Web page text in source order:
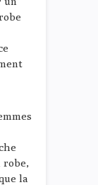
robe,
la